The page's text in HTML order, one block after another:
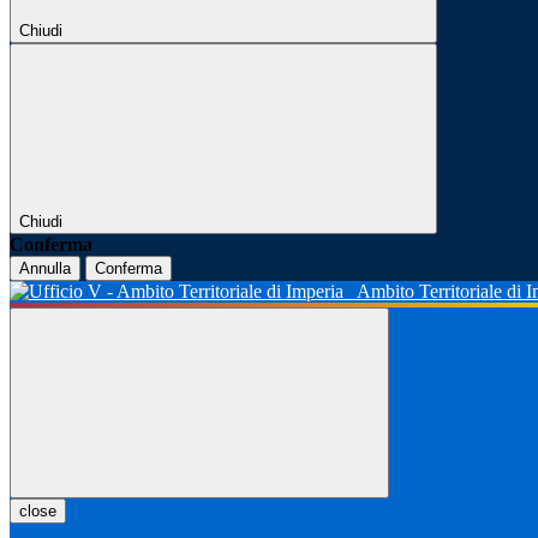
Chiudi
Chiudi
Conferma
Annulla Conferma
Ambito Territoriale di
close